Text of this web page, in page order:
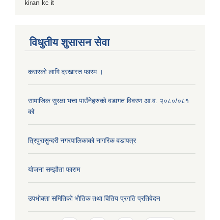
kiran kc it
विधुतीय शुसासन सेवा
करारको लागि दरखास्त फारम ।
सामाजिक सुरक्षा भत्ता पाउँनेहरुको वडागत विवरण आ.व. २०८०/०८१
को
त्रिपुरासुन्दरी नगरपालिकाको नागरिक वडापत्र
याेजना सम्झौता फाराम
उपभाेक्ता समितिकाे भाैतिक तथा वितिय प्रगति प्रतिवेदन